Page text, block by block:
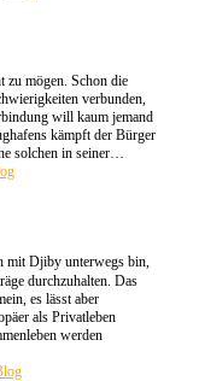
zu mögen. Schon die
verbunden,
will kaum jemand
kämpft der Bürger
solchen in seiner…
mit Djiby unterwegs bin,
durchzuhalten. Das
es lässt aber
als Privatleben
werden